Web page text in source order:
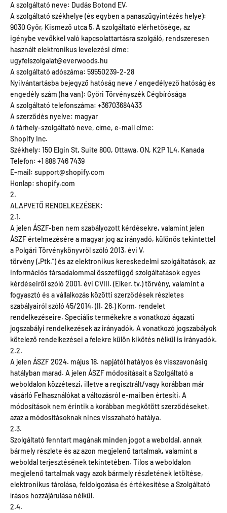
A szolgáltató neve: Dudás Botond EV.
A szolgáltató székhelye (és egyben a panaszügyintézés helye):
9030 Győr, Kismező utca 5. A szolgáltató elérhetősége, az
igénybe vevőkkel való kapcsolattartásra szolgáló, rendszeresen
használt elektronikus levelezési címe:
ugyfelszolgalat@everwoods.hu
A szolgáltató adószáma: 59550239-2-28
Nyilvántartásba bejegyző hatóság neve / engedélyező hatóság és
engedély szám (ha van): Győri Törvényszék Cégbírósága
A szolgáltató telefonszáma: +36703684433
A szerződés nyelve: magyar
A tárhely-szolgáltató neve, címe, e-mail címe:
Shopify Inc.
Székhely: 150 Elgin St, Suite 800, Ottawa, ON, K2P 1L4, Kanada
Telefon: +1 888 746 7439
E-mail: support@shopify.com
Honlap: shopify.com
2.
ALAPVETŐ RENDELKEZÉSEK:
2.1.
A jelen ÁSZF-ben nem szabályozott kérdésekre, valamint jelen
ÁSZF értelmezésére a magyar jog az irányadó, különös tekintettel
a Polgári Törvénykönyvről szóló 2013. évi V.
törvény („Ptk.”) és az elektronikus kereskedelmi szolgáltatások, az
információs társadalommal összefüggő szolgáltatások egyes
kérdéseiről szóló 2001. évi CVIII. (Elker. tv.) törvény, valamint a
fogyasztó és a vállalkozás közötti szerződések részletes
szabályairól szóló 45/2014. (II. 26.) Korm. rendelet
rendelkezéseire. Speciális termékekre a vonatkozó ágazati
jogszabályi rendelkezések az irányadók. A vonatkozó jogszabályok
kötelező rendelkezései a felekre külön kikötés nélkül is irányadók.
2.2.
A jelen ÁSZF 2024. május 18. napjától hatályos és visszavonásig
hatályban marad. A jelen ÁSZF módosításait a Szolgáltató a
weboldalon közzéteszi, illetve a regisztrált/vagy korábban már
vásárló Felhasználókat a változásról e-mailben értesíti. A
módosítások nem érintik a korábban megkötött szerződéseket,
azaz a módosításoknak nincs visszaható hatálya.
2.3.
Szolgáltató fenntart magának minden jogot a weboldal, annak
bármely részlete és az azon megjelenő tartalmak, valamint a
weboldal terjesztésének tekintetében. Tilos a weboldalon
megjelenő tartalmak vagy azok bármely részletének letöltése,
elektronikus tárolása, feldolgozása és értékesítése a Szolgáltató
írásos hozzájárulása nélkül.
2.4.